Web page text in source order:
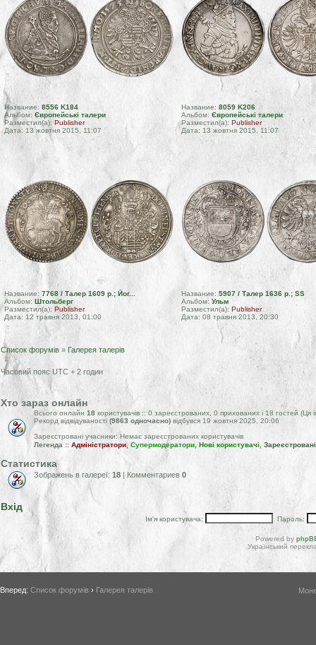
Название: 8556 K184
Альбом: Європейські талери
Разместил(а): Publisher
Дата: 13 жовтня 2015, 11:07
Название: 8059 K206
Альбом: Європейські талери
Разместил(а): Publisher
Дата: 13 жовтня 2015, 11:07
Название: 7768 / Талер 1609 р.; Йог...
Альбом: Штольберг
Разместил(а): Publisher
Дата: 12 травня 2013, 01:00
Название: 5907 / Талер 1636 р.; SS
Альбом: Ульм
Разместил(а): Publisher
Дата: 08 травня 2013, 20:30
Список форумів » Галерея талерів
Часовий пояс UTC + 2 годин
Хто зараз онлайн
Всього онлайн 18 користувачів :: 0 зареєстрованих, 0 прихованих і 18 гостей (Ця
Рекорд відвідуваності (9863 одночасно) відбувся 19 жовтня 2025, 20:06
Зареєстровані учасники: Немає зареєстрованих користувачів
Легенда :: Адміністратори Супермодератори Нові користувачі
Статистика
Зображень в галереї: 18 | Комментариев 0
Вхід
Ім'я користувача: Пароль:
Powered by
Український
Вперед: Список форумів › Галерея талерів